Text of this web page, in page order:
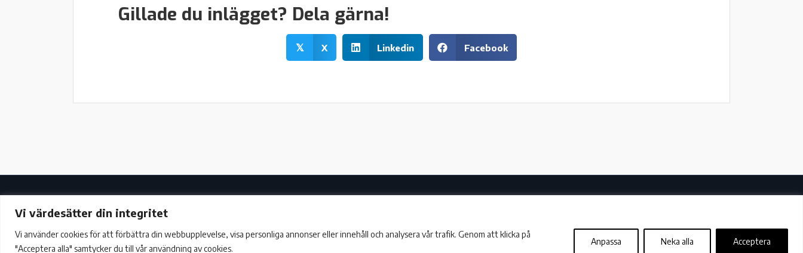
Vi värdesätter din integritet
Vi använder cookies för att förbättra din webbupplevelse, visa personliga annonser eller innehåll och analysera vår trafik. Genom att klicka på
"Acceptera alla" samtycker du till vår användning av cookies.
Anpassa Neka alla Acceptera
Gillade du inlägget? Dela gärna!
𝕏 X Linkedin Facebook
+46 (0)8 13 13 37 |info@metricio.se